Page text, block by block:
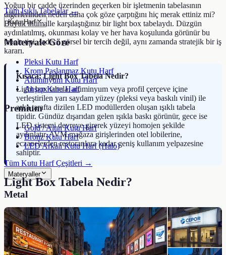
Tüm Işıklı Tabelalar →
Kutu Harf
Materyale Göre
Pleksi Kutu Harf
Krom Paslanmaz Kutu Harf
Alüminyum Kutu Harf
Ahşap Kutu Harf
Premium
Gold / Altın Kutu Harf
Bronz Kutu Harf
LED Arkalı Kutu Harf (Halo)
Tüm Kutu Harf Çeşitleri →
Materyaller
Metal
Alüminyum Tabela
Paslanmaz Çelik Tabela
Krom Tabela
Galvaniz Tabela
Kompozit (ACP) Tabela
Yoğun bir cadde üzerinden geçerken bir işletmenin tabelasının
diğerlerinden neden daha çok göze çarptığını hiç merak ettiniz mi?
Büyük ihtimalle karşılaştığınız bir light box tabelaydı. Düzgün
aydınlatılmış, okunması kolay ve her hava koşulunda görünür bu
tabela tipi, sadece görsel bir tercih değil, aynı zamanda stratejik bir iş
kararı.
Kısaca: Light Box Tabela Nedir?
Light box tabela, alüminyum veya profil çerçeve içine
yerleştirilen yarı saydam yüzey (pleksi veya baskılı vinil) ile
arka tarafta dizilen LED modüllerden oluşan ışıklı tabela
tipidir. Gündüz dışarıdan gelen ışıkla baskı görünür, gece ise
LED sistemi devreye girerek yüzeyi homojen şekilde
aydınlatır. AVM mağaza girişlerinden otel lobilerine,
eczanelerden restoranlara kadar geniş kullanım yelpazesine
sahiptir.
Light Box Tabela Nedir?